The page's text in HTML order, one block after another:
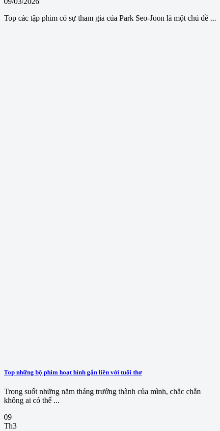
Top các tập phim có sự tham gia của Park Seo-Joon là một chủ đề ...
Top những bộ phim hoạt hình gắn liền với tuổi thơ
Trong suốt những năm tháng trưởng thành của mình, chắc chắn
không ai có thể ...
09
Th3